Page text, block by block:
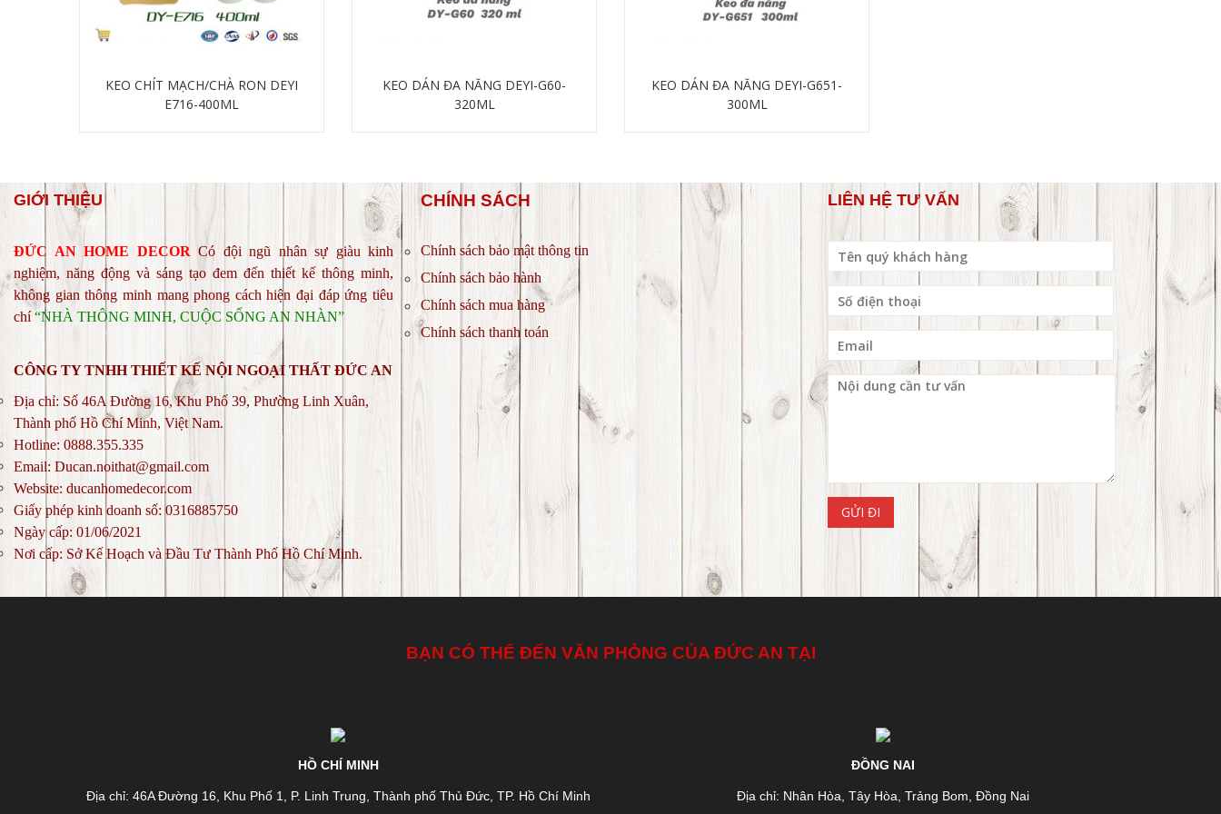
KEO CHÍT MẠCH/CHÀ RON DEYI
E716-400ML
KEO DÁN ĐA NĂNG DEYI-G60-
320ML
KEO DÁN ĐA NĂNG DEYI-G651-
300ML
GIỚI THIỆU
ĐỨC AN HOME DECOR Có đội ngũ nhân sự giàu kinh
nghiệm, năng động và sáng tạo đem đến thiết kế thông minh,
không gian thông minh mang phong cách hiện đại đáp ứng tiêu
chí“NHÀ THÔNG MINH, CUỘC SỐNG AN NHÀN”
CÔNG TY TNHH THIẾT KẾ NỘI NGOẠI THẤT ĐỨC AN
Địa chỉ: Số 46A Đường 16, Khu Phố 39, Phường Linh Xuân,
Thành phố Hồ Chí Minh, Việt Nam.
Hotline: 0888.355.335
Email: Ducan.noithat@gmail.com
Website: ducanhomedecor.com
Giấy phép kinh doanh số: 0316885750
Ngày cấp: 01/06/2021
Nơi cấp: Sở Kế Hoạch và Đầu Tư Thành Phố Hồ Chí Minh.
CHÍNH SÁCH
Chính sách bảo mật thông tin
Chính sách bảo hành
Chính sách mua hàng
Chính sách thanh toán
LIÊN HỆ TƯ VẤN
BẠN CÓ THỂ ĐẾN VĂN PHÒNG CỦA ĐỨC AN TẠI
HỒ CHÍ MINH
Địa chỉ: 46A Đường 16, Khu Phố 1, P. Linh Trung, Thành phố Thủ Đức, TP. Hồ Chí Minh
ĐỒNG NAI
Địa chỉ: Nhân Hòa, Tây Hòa, Trảng Bom, Đồng Nai